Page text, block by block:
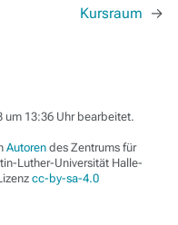
Kursraum →
um 13:36 Uhr bearbeitet.
Autoren des Zentrums für
Luther-Universität Halle-
cc-by-sa-4.0